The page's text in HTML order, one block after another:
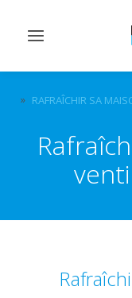
Afficher/masquer
RAFRAÎCHIR SA